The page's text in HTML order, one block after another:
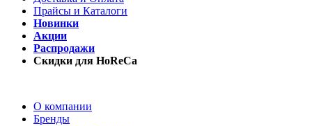
Прайсы и Каталоги
Новинки
Акции
Распродажи
Скидки для HoReCa
О компании
Бренды